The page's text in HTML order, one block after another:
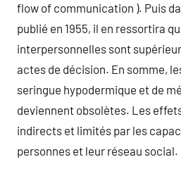
flow of communication ). Puis
publié en 1955, il en ressortira
interpersonnelles sont
actes de décision. En somme,
seringue hypodermique et de
deviennent obsolètes. Les
indirects et limités par les
personnes et leur réseau social.